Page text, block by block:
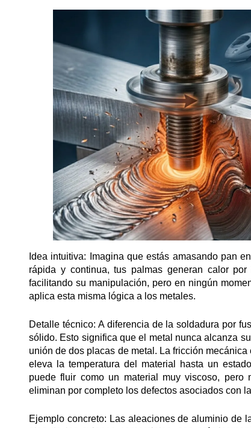
Idea intuitiva: Imagina que estás amasando pan
rápida y continua, tus palmas generan calor
facilitando su manipulación, pero en ningún
aplica esta misma lógica a los metales.
Detalle técnico: A diferencia de la soldadura por
sólido. Esto significa que el metal nunca alcanza
unión de dos placas de metal. La fricción
eleva la temperatura del material hasta un
puede fluir como un material muy viscoso,
eliminan por completo los defectos asociados con
Ejemplo concreto: Las aleaciones de aluminio de